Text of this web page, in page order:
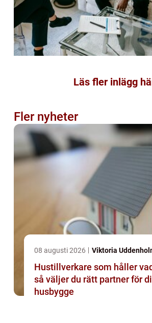
Läs fler inlägg
Fler nyheter
08 augusti 2026 Viktoria
Hustillverkare som håller
så väljer du rätt partner för
husbygge